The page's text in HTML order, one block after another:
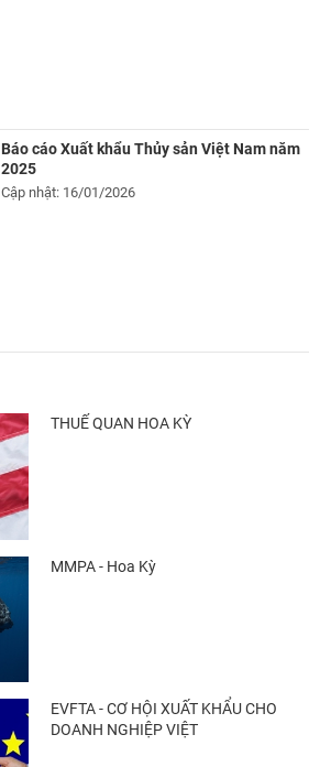
Báo cáo Xuất khẩu Thủy sản Việt Nam năm
2025
Cập nhật: 16/01/2026
THUẾ QUAN HOA KỲ
MMPA - Hoa Kỳ
EVFTA - CƠ HỘI XUẤT KHẨU CHO
DOANH NGHIỆP VIỆT